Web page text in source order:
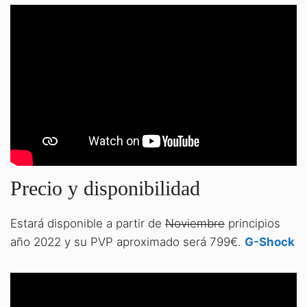
Precio y disponibilidad
Estará disponible a partir de Noviembre principios
año 2022 y su PVP aproximado será 799€. G-Shock